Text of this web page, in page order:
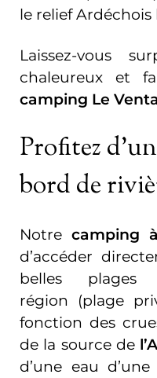
le relief Ardéchois
Laissez-vous
chaleureux et
camping Le
Profitez
bord de
Notre camping
d’accéder
belles
région (plage
fonction des
de la source de
d’une eau